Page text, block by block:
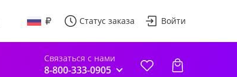
Статус заказа Войти
Связаться с нами
8-800-333-0905